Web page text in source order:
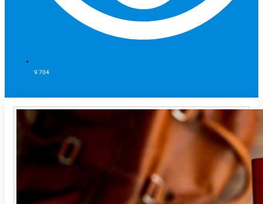
9 704